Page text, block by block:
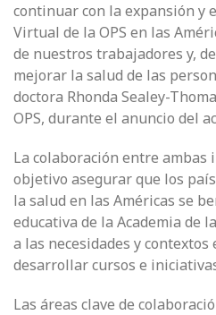
continuar con la expansión y
Virtual de la OPS en las
de nuestros trabajadores y,
mejorar la salud de las
doctora Rhonda Sealey-
OPS, durante el anuncio del
La colaboración entre ambas
objetivo asegurar que los
la salud en las Américas se
educativa de la Academia de
a las necesidades y
desarrollar cursos e
Las áreas clave de